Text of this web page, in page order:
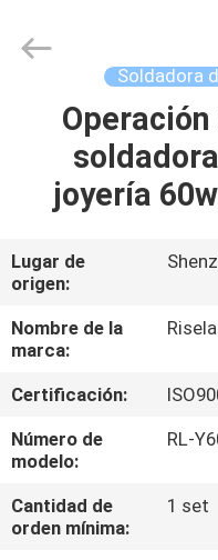
HOGAR
PRODUCTOS
ESPECTÁCULO
DE
REALIDAD
SOBRE
Riselaser
Technology
Soldadora
joyería
Lugar de
origen:
Nombre de la
marca:
Certificación:
Número de
modelo:
RL-
Cantidad de
orden mínima:
1 set